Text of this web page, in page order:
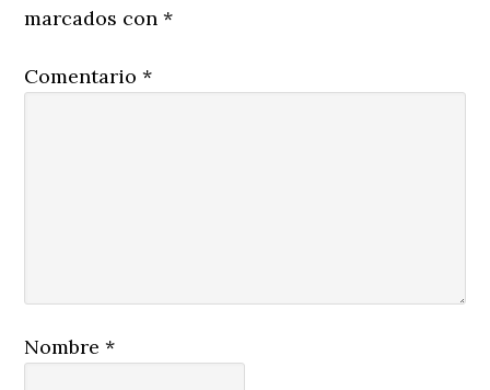
marcados con*
Comentario*
Nombre*